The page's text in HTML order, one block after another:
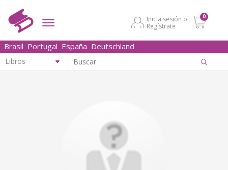
Inicia sesión o
Regístrate
0
Brasil Portugal España Deutschland